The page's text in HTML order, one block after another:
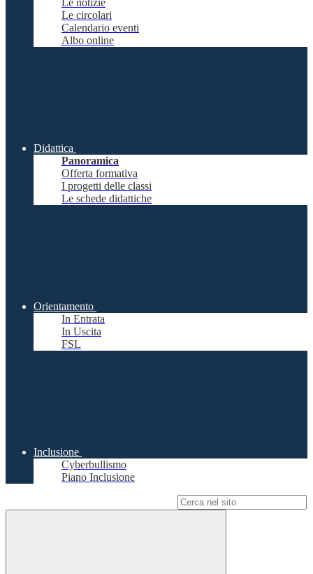
Le notizie
Le circolari
Calendario eventi
Albo online
Didattica
Panoramica
Offerta formativa
I progetti delle classi
Le schede didattiche
Orientamento
In Entrata
In Uscita
FSL
Inclusione
Cyberbullismo
Piano Inclusione